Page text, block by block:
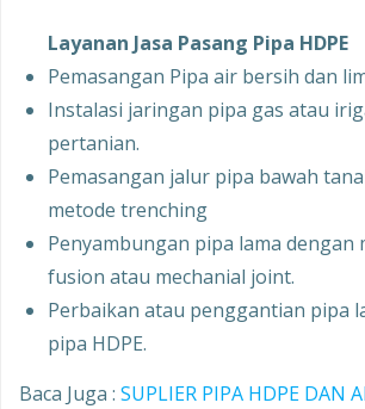
Layanan Jasa Pasang Pipa HDPE
Pemasangan Pipa air bersih dan
Instalasi jaringan pipa gas atau
pertanian.
Pemasangan jalur pipa bawah
metode trenching
Penyambungan pipa lama dengan
fusion atau mechanial joint.
Perbaikan atau penggantian pipa
pipa HDPE.
Baca Juga : SUPLIER PIPA HDPE DAN